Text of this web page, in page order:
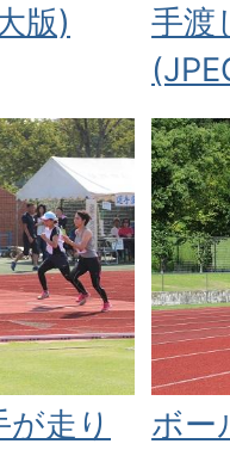
版)
手渡
走り
ボー